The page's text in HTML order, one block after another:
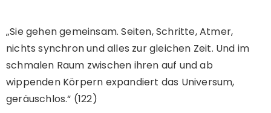
„Sie gehen gemeinsam. Seiten, Schritte, Atmer,
nichts synchron und alles zur gleichen Zeit. Und im
schmalen Raum zwischen ihren auf und ab
wippenden Körpern expandiert das Universum,
geräuschlos.“ (122)